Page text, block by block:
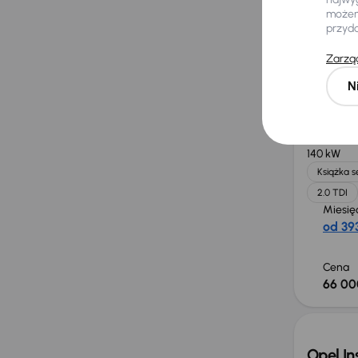
Cena
40
140 kW
Książka
2.0 TDI
od
Cena
66